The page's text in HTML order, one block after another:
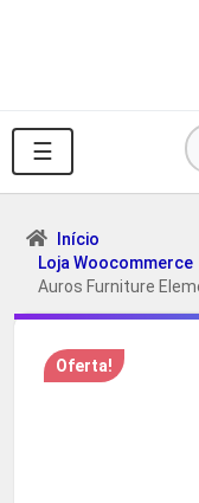
☰
...
Início
Loja Woocommerce
Auros Furniture
Oferta!